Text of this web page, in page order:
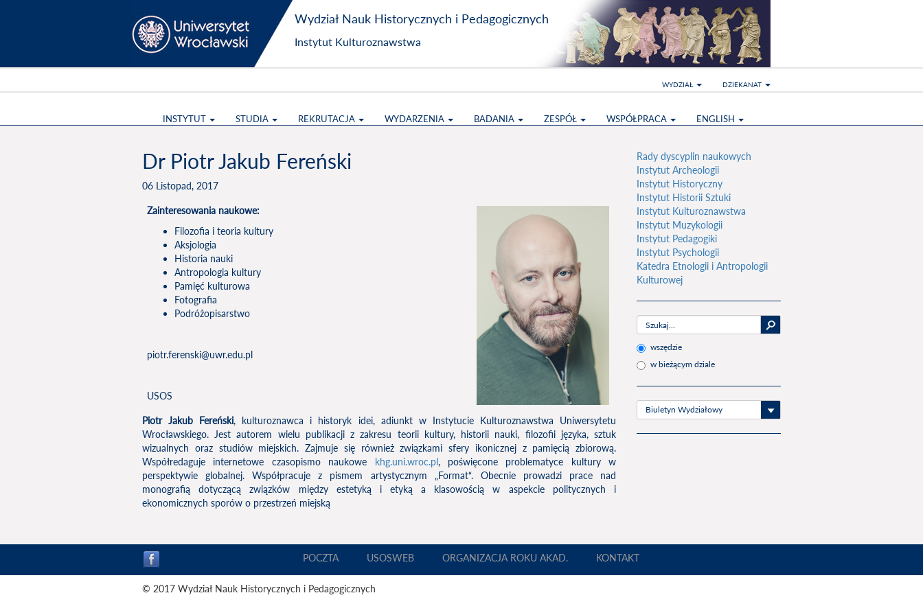
Wydział Nauk Historycznych i Pedagogicznych
Instytut Kulturoznawstwa
INSTYTUT STUDIA REKRUTACJA WYDARZENIA BADANIA ZESPÓŁ WSPÓŁPRACA ENGLISH
WYDZIAŁ DZIEKANAT
Dr Piotr Jakub Fereński
06 Listopad, 2017
Zainteresowania naukowe:
Filozofia i teoria kultury
Aksjologia
Historia nauki
Antropologia kultury
Pamięć kulturowa
Fotografia
Podróżopisarstwo
piotr.ferenski@uwr.edu.pl
USOS
Piotr Jakub Fereński, kulturoznawca i historyk idei, adiunkt w Instytucie Kulturoznawstwa Uniwersytetu
Wrocławskiego. Jest autorem wielu publikacji z zakresu teorii kultury, historii nauki, filozofii języka, sztuk
wizualnych oraz studiów miejskich. Zajmuje się również związkami sfery ikonicznej z pamięcią zbiorową.
Współredaguje internetowe czasopismo naukowe khg.uni.wroc.pl, poświęcone problematyce kultury w
perspektywie globalnej. Współpracuje z pismem artystycznym „Format“. Obecnie prowadzi prace nad
monografią dotyczącą związków między estetyką i etyką a klasowością w aspekcie politycznych i
ekonomicznych sporów o przestrzeń miejską
Rady dyscyplin naukowych
Instytut Archeologii
Instytut Historyczny
Instytut Historii Sztuki
Instytut Kulturoznawstwa
Instytut Muzykologii
Instytut Pedagogiki
Instytut Psychologii
Katedra Etnologii i Antropologii
Kulturowej
wszędzie
w bieżącym dziale
Biuletyn Wydziałowy
POCZTA USOSWEB ORGANIZACJA ROKU AKAD. KONTAKT
© 2017 Wydział Nauk Historycznych i Pedagogicznych